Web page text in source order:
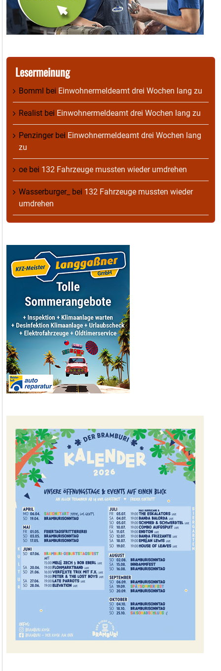
Lesermeinung
Bomml bei Einwohnermeldeamt drei Wochen lang zu
Realist bei Einwohnermeldeamt drei Wochen lang zu
Penzingerbei Einwohnermeldeamt drei Wochen lang
zu
oe bei 132 Fahrzeuge mussten wieder umdrehen
Wasserburger_ bei 132 Fahrzeuge mussten wieder
umdrehen